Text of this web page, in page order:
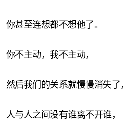
你甚至连想都不想他了。
你不主动，我不主动，
然后我们的关系就慢慢消失了，
人与人之间没有谁离不开谁，